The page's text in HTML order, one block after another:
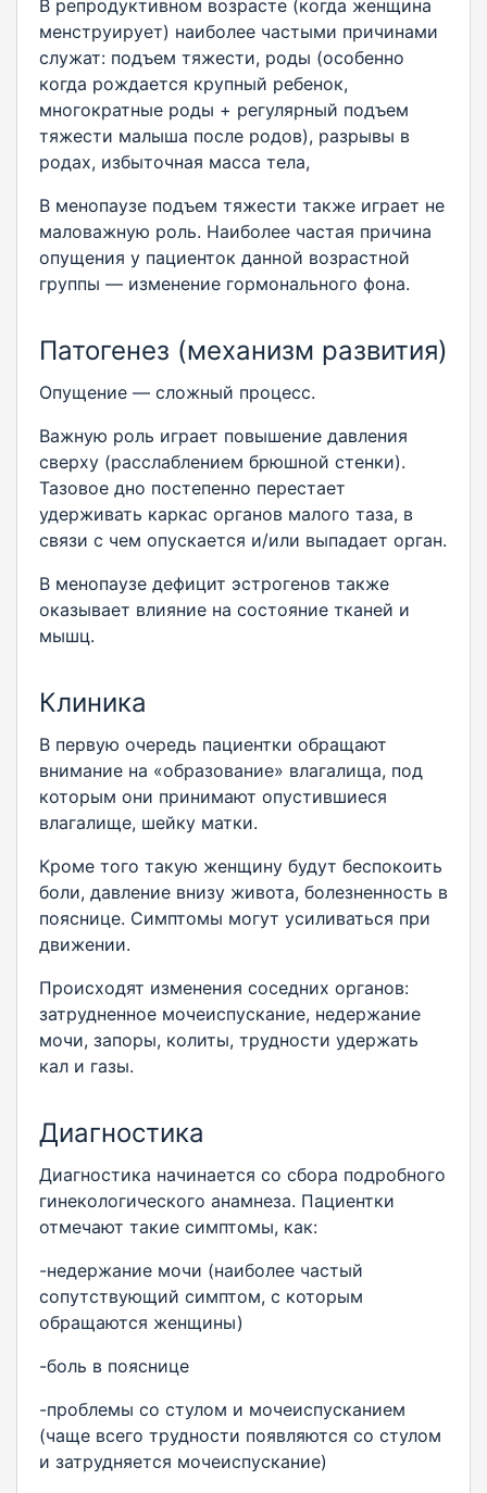
В репродуктивном возрасте (когда женщина
менструирует) наиболее частыми причинами
служат: подъем тяжести, роды (особенно
когда рождается крупный ребенок,
многократные роды + регулярный подъем
тяжести малыша после родов), разрывы в
родах, избыточная масса тела,
В менопаузе подъем тяжести также играет не
маловажную роль. Наиболее частая причина
опущения у пациенток данной возрастной
группы — изменение гормонального фона.
Патогенез (механизм развития)
Опущение — сложный процесс.
Важную роль играет повышение давления
сверху (расслаблением брюшной стенки).
Тазовое дно постепенно перестает
удерживать каркас органов малого таза, в
связи с чем опускается и/или выпадает орган.
В менопаузе дефицит эстрогенов также
оказывает влияние на состояние тканей и
мышц.
Клиника
В первую очередь пациентки обращают
внимание на «образование» влагалища, под
которым они принимают опустившиеся
влагалище, шейку матки.
Кроме того такую женщину будут беспокоить
боли, давление внизу живота, болезненность в
пояснице. Симптомы могут усиливаться при
движении.
Происходят изменения соседних органов:
затрудненное мочеиспускание, недержание
мочи, запоры, колиты, трудности удержать
кал и газы.
Диагностика
Диагностика начинается со сбора подробного
гинекологического анамнеза. Пациентки
отмечают такие симптомы, как:
-недержание мочи (наиболее частый
сопутствующий симптом, с которым
обращаются женщины)
-боль в пояснице
-проблемы со стулом и мочеиспусканием
(чаще всего трудности появляются со стулом
и затрудняется мочеиспускание)